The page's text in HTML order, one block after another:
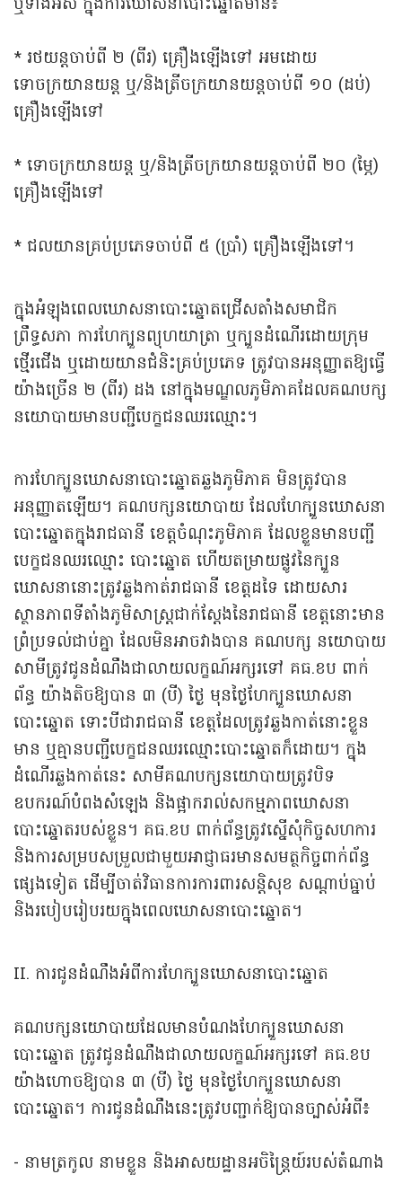
ឬទាំងអស់ ក្នុងការឃោសនាបោះឆ្នោតមាន៖
* រថយន្តចាប់ពី ២ (ពីរ) គ្រឿងឡើងទៅ អមដោយ
ទោចក្រយានយន្ត ឬ/និងត្រីចក្រយានយន្តចាប់ពី ១០ (ដប់)
គ្រឿងឡើងទៅ
* ទោចក្រយានយន្ត ឬ/និងត្រីចក្រយានយន្តចាប់ពី ២០ (ម្ភៃ)
គ្រឿងឡើងទៅ
* ជលយានគ្រប់ប្រភេទចាប់ពី ៥ (ប្រាំ) គ្រឿងឡើងទៅ។
ក្នុងអំឡុងពេលឃោសនាបោះឆ្នោតជ្រើសតាំងសមាជិក
ព្រឹទ្ធសភា ការហែក្បួនព្យុហយាត្រា ឬក្បួនដំណើរដោយក្រុម
ថ្មើរជើង ឬដោយយានជំនិះគ្រប់ប្រភេទ ត្រូវបានអនុញ្ញាតឱ្យធ្វើ
យ៉ាងច្រើន ២ (ពីរ) ដង នៅក្នុងមណ្ឌលភូមិភាគដែលគណបក្ស
នយោបាយមានបញ្ជីបេក្ខជនឈរឈ្មោះ។
ការហែក្បួនឃោសនាបោះឆ្នោតឆ្លងភូមិភាគ មិនត្រូវបាន
អនុញ្ញាតឡើយ។ គណបក្សនយោបាយ ដែលហែក្បួនឃោសនា
បោះឆ្នោតក្នុងរាជធានី ខេត្តចំណុះភូមិភាគ ដែលខ្លួនមានបញ្ជី
បេក្ខជនឈរឈ្មោះ បោះឆ្នោត ហើយតម្រាយផ្លូវនៃក្បួន
ឃោសនានោះត្រូវឆ្លងកាត់រាជធានី ខេត្តដទៃ ដោយសារ
ស្ថានភាពទីតាំងភូមិសាស្រ្តជាក់ស្តែងនៃរាជធានី ខេត្តនោះមាន
ព្រំប្រទល់ជាប់គ្នា ដែលមិនអាចវាងបាន គណបក្ស នយោបាយ
សាមីត្រូវជូនដំណឹងជាលាយលក្ខណ៍អក្សរទៅ គធ.ខប ពាក់
ព័ន្ធ យ៉ាងតិចឱ្យបាន ៣ (បី) ថ្ងៃ មុនថ្ងៃហែក្បួនឃោសនា
បោះឆ្នោត ទោះបីជារាជធានី ខេត្តដែលត្រូវឆ្លងកាត់នោះខ្លួន
មាន ឬគ្មានបញ្ជីបេក្ខជនឈរឈ្មោះបោះឆ្នោតក៏ដោយ។ ក្នុង
ដំណើរឆ្លងកាត់នេះ សាមីគណបក្សនយោបាយត្រូវបិទ
ឧបករណ៍បំពងសំឡេង និងផ្អាករាល់សកម្មភាពឃោសនា
បោះឆ្នោតរបស់ខ្លួន។ គធ.ខប ពាក់ព័ន្ធត្រូវស្នើសុំកិច្ចសហការ
និងការសម្របសម្រួលជាមួយអាជ្ញាធរមានសមត្ថកិច្ចពាក់ព័ន្ធ
ផ្សេងទៀត ដើម្បីចាត់វិធានការការពារសន្តិសុខ សណ្តាប់ធ្នាប់
និងរបៀបរៀបរយក្នុងពេលឃោសនាបោះឆ្នោត។
II. ការជូនដំណឹងអំពីការហែក្បួនឃោសនាបោះឆ្នោត
គណបក្សនយោបាយដែលមានបំណងហែក្បួនឃោសនា
បោះឆ្នោត ត្រូវជូនដំណឹងជាលាយលក្ខណ៍អក្សរទៅ គធ.ខប
យ៉ាងហោចឱ្យបាន ៣ (បី) ថ្ងៃ មុនថ្ងៃហែក្បួនឃោសនា
បោះឆ្នោត។ ការជូនដំណឹងនេះត្រូវបញ្ជាក់ឱ្យបានច្បាស់អំពី៖
- នាមត្រកូល នាមខ្លួន និងអាសយដ្ឋានអចិន្រ្តៃយ៍របស់តំណាង